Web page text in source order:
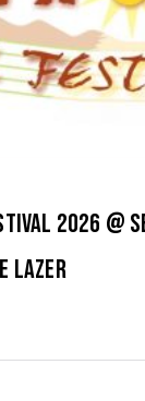
2026 @
Lazer